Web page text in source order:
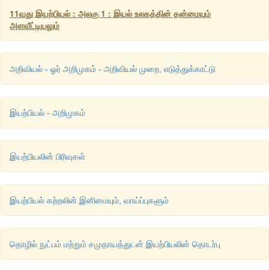
11வது இயற்பியல் : அலகு 1 : இயல் உலகத்தின் தன்மையும்
அளவீட்டியலும்
அறிவியல் - ஓர் அறிமுகம் - அறிவியல் முறை, எடுத்துக்காட்டு
இயற்பியல் - அறிமுகம்
இயற்பியலின் பிரிவுகள்
இயற்பியல் கற்றலின் இனிமையும், வாய்ப்புகளும்
தொழில் நுட்பம் மற்றும் சமுதாயத்துடன் இயற்பியலின் தொடர்பு